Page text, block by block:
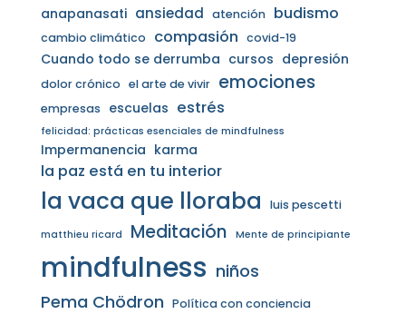
anapanasati ansiedad atención budismo
cambio climático compasión covid-19
Cuando todo se derrumba cursos depresión
dolor crónico el arte de vivir emociones
empresas escuelas estrés
felicidad: prácticas esenciales de mindfulness
Impermanencia karma
la paz está en tu interior
la vaca que lloraba luis pescetti
matthieu ricard Meditación Mente de principiante
mindfulness niños
Pema Chödron Política con conciencia